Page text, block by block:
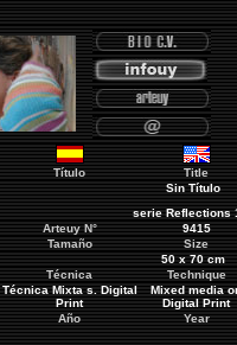
Título Title
Sin Título
serie Reflections
ArteuyN°
9415
Tamaño
Size
50 x 70 cm
Técnica
Technique
Técnica Mixta s. Digital
Print
Mixed media
Digital Print
Año
Year